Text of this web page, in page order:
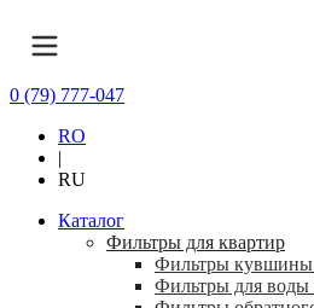
0 (79) 777-047
RO
|
RU
Каталог
Фильтры для квартир
Фильтры кувшины
Фильтры для